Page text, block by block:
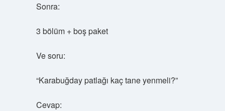
Sonra:
3 bölüm + boş paket
Ve soru:
“Karabuğday patlağı kaç tane yenmeli?”
Cevap: